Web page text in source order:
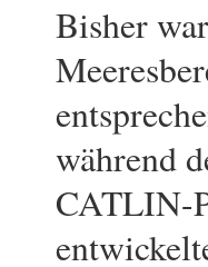
Bisher
während
CATLIN-